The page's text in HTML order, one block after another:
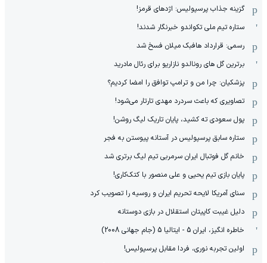
گزینه جذاب پرسپولیس: اژدهای قرمز!
ستاره تیم ملی تکواندو خبرنگار شدند!
رسمی: قرارداد هافبک میلان فسخ شد
برترین گل های رونالدو نازاریو برای رئال مادرید
پزشکیان: چرا من و ترامپ توافق را امضا کردیم؟
تصاویری که باعث سردرد مهدی تارتار می‌شود!
پول سعودی ته کشید، پایان تاریک لیگ روشن!
ستاره سابق پرسپولیس در آستانه پیوستن به فجر
خانم گل فوتبال ایران سرمربی تیم لیگ برتری شد
پایان بازی تیم یحیی و علی منصور با کتک‌کاری!
سنای آمریکا لایحه تحریم ایران و روسیه را تصویب کرد
دلیل غیبت کاپیتان استقلال در بازی دوستانه
خاطره انگیز، ایران 5 - ایتالیا 5 (جام جهانی 2008)
اولین تجربه نوری، فردا مقابل پرسپولیس!